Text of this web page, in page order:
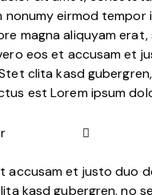
nonumy eirmod tempor
magna aliquyam erat,
eos et accusam et
clita kasd
est Lorem ipsum
accusam et justo duo
kasd gubergren, no